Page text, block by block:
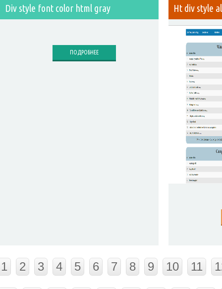
Div style font color html gray
ПОДРОБНЕЕ
Ht div style
1 2 3 4 5 6 7 8 9 10 11